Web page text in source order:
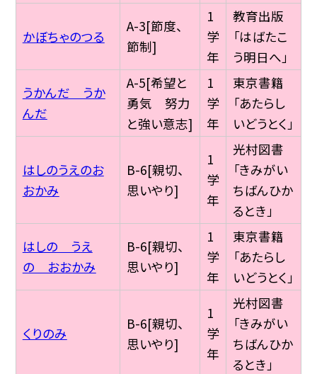
かぼちゃのつる
A-3[節度、
節制]
1
学
年
教育出版
「はばたこ
う明日へ」
うかんだ うか
んだ
A-5[希望と
勇気 努力
と強い意志]
1
学
年
東京書籍
「あたらし
いどうとく」
はしのうえのお
おかみ
B-6[親切、
思いやり]
1
学
年
光村図書
「きみがい
ちばんひか
るとき」
はしの うえ
の おおかみ
B-6[親切、
思いやり]
1
学
年
東京書籍
「あたらし
いどうとく」
くりのみ
B-6[親切、
思いやり]
1
学
年
光村図書
「きみがい
ちばんひか
るとき」